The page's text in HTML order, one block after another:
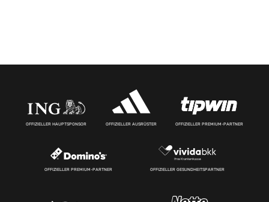
OFFIZIELLER HAUPTSPONSOR OFFIZIELLER AUSRÜSTER OFFIZIELLER PREMIUM-PARTNER
OFFIZIELLER PREMIUM-PARTNER OFFIZIELLER GESUNDHEITSPARTNER